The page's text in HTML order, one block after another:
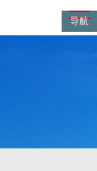
导航